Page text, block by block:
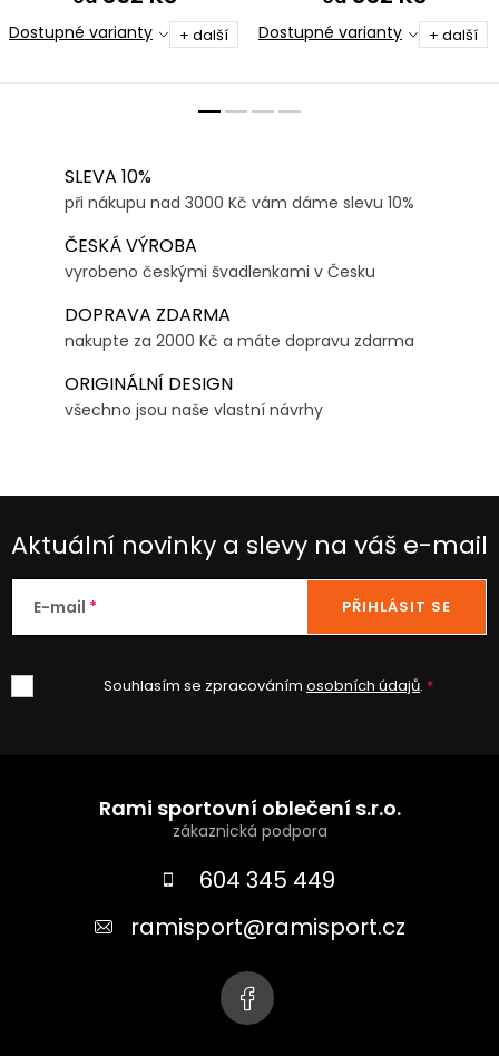
Dostupné varianty + další Dostupné varianty + další
SLEVA 10%
při nákupu nad 3000 Kč vám dáme slevu 10%
ČESKÁ VÝROBA
vyrobeno českými švadlenkami v Česku
DOPRAVA ZDARMA
nakupte za 2000 Kč a máte dopravu zdarma
ORIGINÁLNÍ DESIGN
všechno jsou naše vlastní návrhy
Aktuální novinky a slevy na váš e-mail
E-mail
Souhlasím se zpracováním osobních údajů.
PŘIHLÁSIT SE
Rami sportovní oblečení s.r.o.
604 345 449
ramisport@ramisport.cz